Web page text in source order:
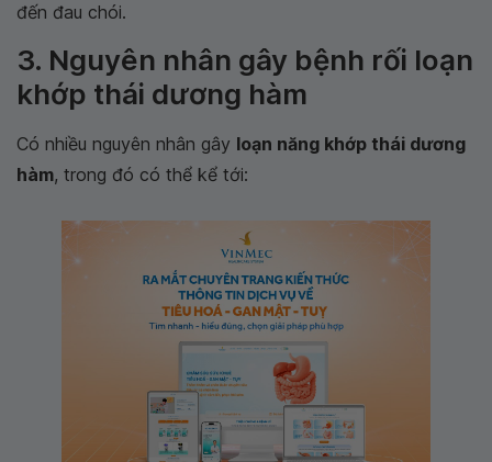
đến đau chói.
3. Nguyên nhân gây bệnh rối loạn
khớp thái dương hàm
Có nhiều nguyên nhân gây loạn năng khớp thái dương
hàm, trong đó có thể kể tới: